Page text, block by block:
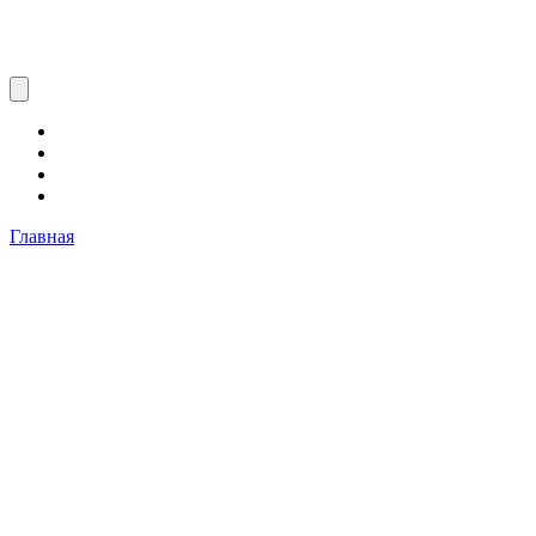
Главная